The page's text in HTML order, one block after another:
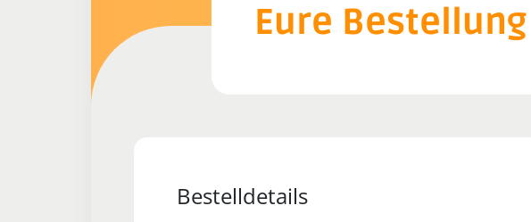
Eure Bestellung
Bestelldetails